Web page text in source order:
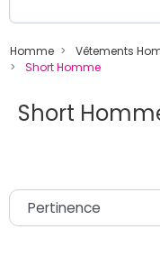
Homme Vêtements
Short Homme
Short